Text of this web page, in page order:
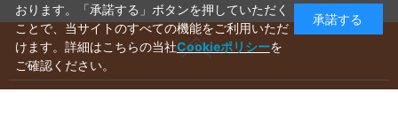
おります。「承諾する」ボタンを押していただく
ことで、当サイトのすべての機能をご利用いただ
けます。詳細はこちらの当社Cookieポリシーを
ご確認ください。
承諾する